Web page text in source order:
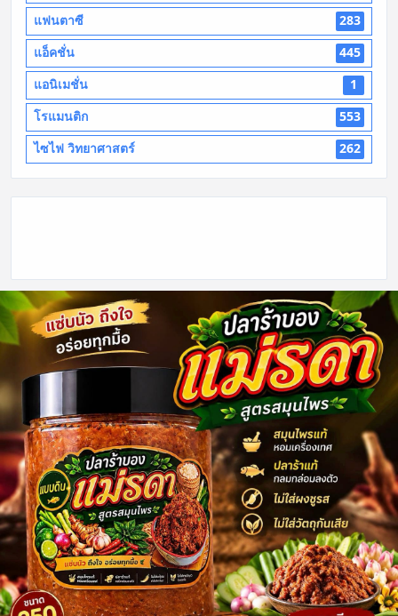
แฟนตาซี
283
แอ็คชั่น
445
แอนิเมชั่น
1
โรแมนติก
553
ไซไฟ วิทยาศาสตร์
262